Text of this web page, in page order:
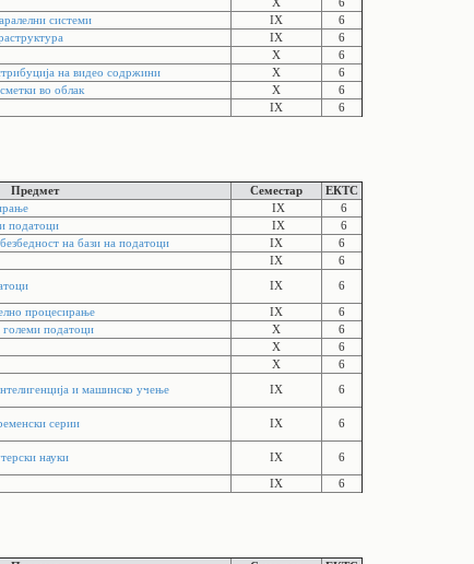
X
6
системи IX
6
IX
6
X
6
на видео содржини X
6
во облак X
6
IX 6
Предмет Семестар
ЕКТС
IX
6
податоци IX
6
на бази на податоци IX
6
IX 6
IX 6
процесирање IX
6
податоци X
6
X
6
X 6
и машинско учење IX 6
серии IX 6
науки IX 6
IX 6